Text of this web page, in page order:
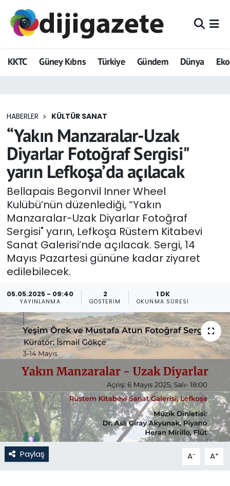
KKTC Güney Kıbrıs Türkiye Gündem Dünya
HABERLER KÜLTÜR SANAT
“Yakın Manzaralar-Uzak
Diyarlar Fotoğraf Sergisi"
yarın Lefkoşa’da açılacak
Bellapais Begonvil Inner Wheel
Kulübü’nün düzenlediği, “Yakın
Manzaralar-Uzak Diyarlar Fotoğraf
Sergisi" yarın, Lefkoşa Rüstem Kitabevi
Sanat Galerisi’nde açılacak. Sergi, 14
Mayıs Pazartesi gününe kadar ziyaret
edilebilecek.
05.05.2025 - 09:40
YAYINLANMA
2
GÖSTERIM
1 DK
OKUNMA SÜRESI
Paylaş A- A+
ADVERTORIAL
Dijigazete
Eğitim
Ekonomi
Foto Galeri
GEZİ
Güncel
Gündem
KKTC
KKTC YEREL SEÇİM 2018
Kültür Sanat
Magazin
Moda
Nöbetçi Eczaneler
Otomobil Dünyası
Politika
Hava Durumu
Trafik Durumu
Tüm Manşetler
Son Dakika Haberleri
Haber Arşivi